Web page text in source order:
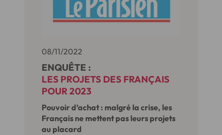
08/11/2022
ENQUÊTE :
LES PROJETS DES FRANÇAIS
POUR 2023
Pouvoir d’achat : malgré la crise, les
Français ne mettent pas leurs projets
au placard